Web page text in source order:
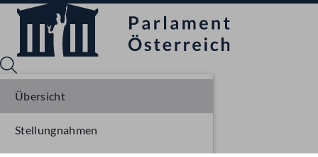
Übersicht
Stellungnahmen